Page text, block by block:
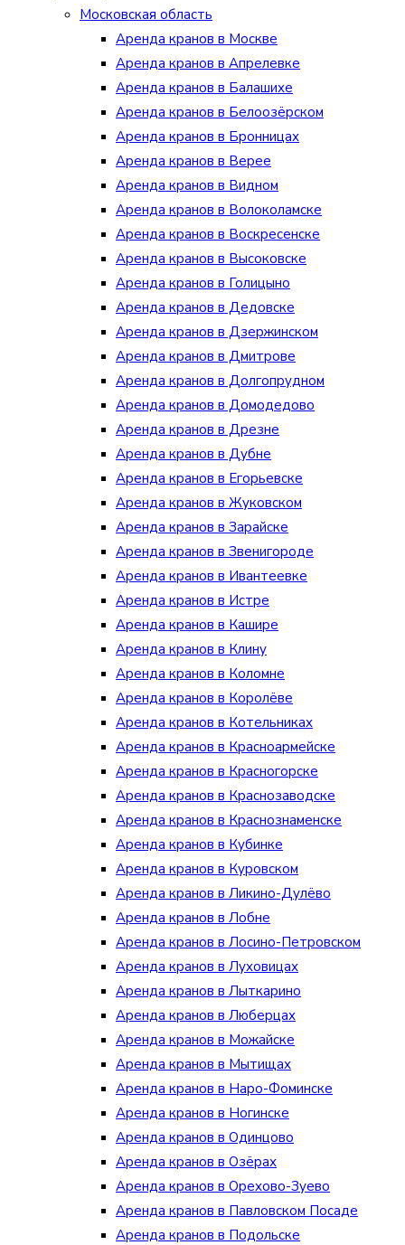
Московская область
Аренда кранов в Москве
Аренда кранов в Апрелевке
Аренда кранов в Балашихе
Аренда кранов в Белоозёрском
Аренда кранов в Бронницах
Аренда кранов в Верее
Аренда кранов в Видном
Аренда кранов в Волоколамске
Аренда кранов в Воскресенске
Аренда кранов в Высоковске
Аренда кранов в Голицыно
Аренда кранов в Дедовске
Аренда кранов в Дзержинском
Аренда кранов в Дмитрове
Аренда кранов в Долгопрудном
Аренда кранов в Домодедово
Аренда кранов в Дрезне
Аренда кранов в Дубне
Аренда кранов в Егорьевске
Аренда кранов в Жуковском
Аренда кранов в Зарайске
Аренда кранов в Звенигороде
Аренда кранов в Ивантеевке
Аренда кранов в Истре
Аренда кранов в Кашире
Аренда кранов в Клину
Аренда кранов в Коломне
Аренда кранов в Королёве
Аренда кранов в Котельниках
Аренда кранов в Красноармейске
Аренда кранов в Красногорске
Аренда кранов в Краснозаводске
Аренда кранов в Краснознаменске
Аренда кранов в Кубинке
Аренда кранов в Куровском
Аренда кранов в Ликино-Дулёво
Аренда кранов в Лобне
Аренда кранов в Лосино-Петровском
Аренда кранов в Луховицах
Аренда кранов в Лыткарино
Аренда кранов в Люберцах
Аренда кранов в Можайске
Аренда кранов в Мытищах
Аренда кранов в Наро-Фоминске
Аренда кранов в Ногинске
Аренда кранов в Одинцово
Аренда кранов в Озёрах
Аренда кранов в Орехово-Зуево
Аренда кранов в Павловском Посаде
Аренда кранов в Подольске